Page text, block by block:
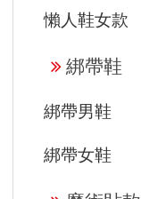
懶人鞋女款
綁帶鞋
綁帶男鞋
綁帶女鞋